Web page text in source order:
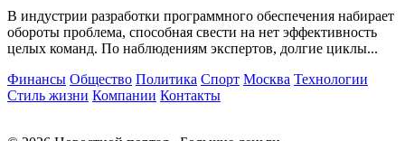
В индустрии разработки программного обеспечения набирает
обороты проблема, способная свести на нет эффективность
целых команд. По наблюдениям экспертов, долгие циклы...
Финансы Общество Политика Спорт Москва Технологии
Стиль жизни Компании Контакты